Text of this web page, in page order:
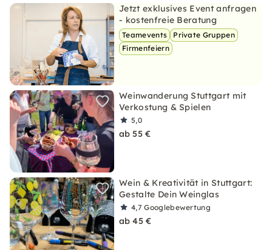
Jetzt exklusives Event anfragen
- kostenfreie Beratung
Teamevents
Private Gruppen
Firmenfeiern
Weinwanderung Stuttgart mit
Verkostung & Spielen
5,0
ab 55 €
Wein & Kreativität in Stuttgart:
Gestalte Dein Weinglas
4,7Googlebewertung
ab 45 €